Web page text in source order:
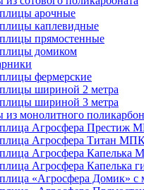
арочные
каплевидные
прямостенные
домиком
фермерские
шириной 2 метра
шириной 3 метра
из монолитного
Агросфера Престиж
Агросфера Титан
Агросфера Капелька
Агросфера Капелька
«Агросфера Домик»